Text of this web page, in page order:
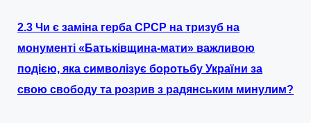
2.3 Чи є заміна герба СРСР на тризуб на
монументі «Батьківщина-мати» важливою
подією, яка символізує боротьбу України за
свою свободу та розрив з радянським минулим?